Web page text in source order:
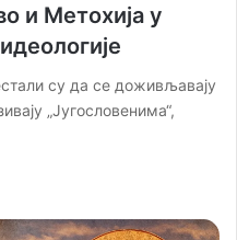
и Метохија у
су да се доживљавају
„Југословенима“,